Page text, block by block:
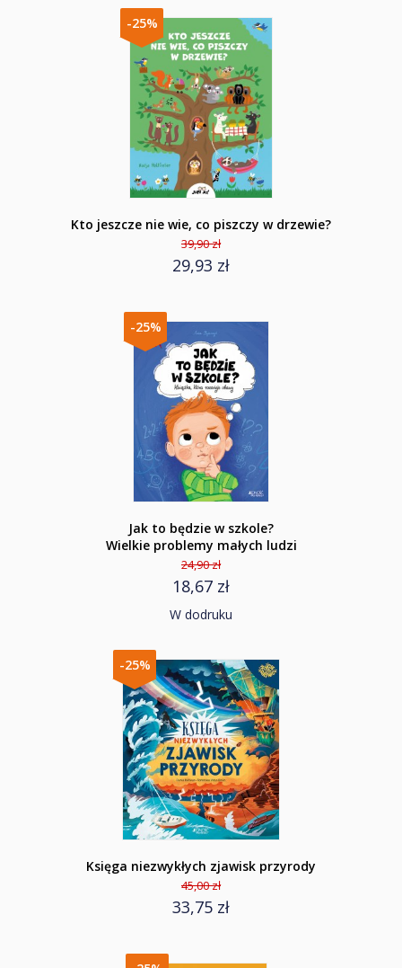
-25%
Kto jeszcze nie wie, co piszczy w drzewie?
39,90 zł
29,93 zł
-25%
Jak to będzie w szkole?
Wielkie problemy małych ludzi
24,90 zł
18,67 zł
W dodruku
-25%
Księga niezwykłych zjawisk przyrody
45,00 zł
33,75 zł